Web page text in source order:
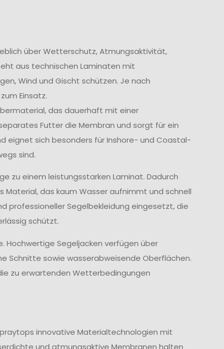
über Wetterschutz, Atmungsaktivität,
aus technischen Laminaten mit
Wind und Gischt schützen. Je nach
Einsatz.
das dauerhaft mit einer
Futter die Membran und sorgt für ein
eignet sich besonders für Inshore- und Coastal-
sind.
zu einem leistungsstarken Laminat. Dadurch
das kaum Wasser aufnimmt und schnell
professioneller Segelbekleidung eingesetzt, die
schützt.
Hochwertige Segeljacken verfügen über
Schnitte sowie wasserabweisende Oberflächen.
zu erwartenden Wetterbedingungen
innovative Materialtechnologien mit
und atmungsaktive Membranen halten